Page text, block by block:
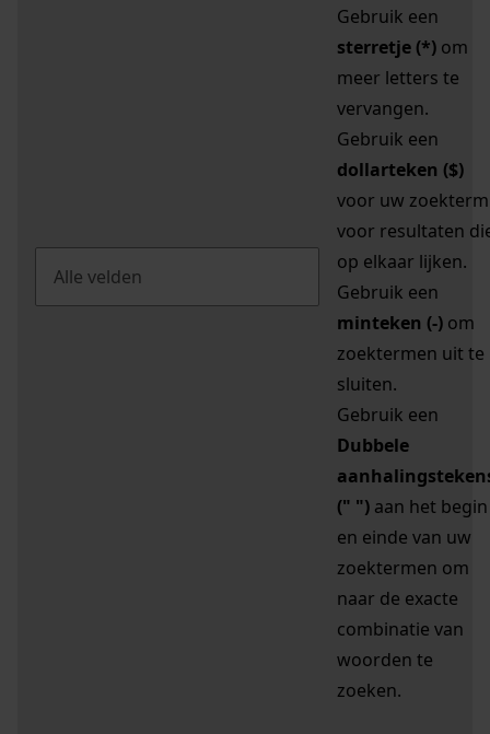
Gebruik een
sterretje (*) om
meer letters te
vervangen.
Gebruik een
dollarteken ($)
voor uw zoekterm
voor resultaten
op elkaar lijken.
Gebruik een
minteken (-) om
zoektermen uit te
sluiten.
Gebruik een
Dubbele
(" ") aan het begin
en einde van uw
zoektermen om
naar de exacte
combinatie van
woorden te
zoeken.